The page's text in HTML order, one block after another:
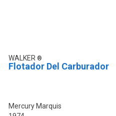
WALKER
Flotador Del Carburador
Mercury Marquis